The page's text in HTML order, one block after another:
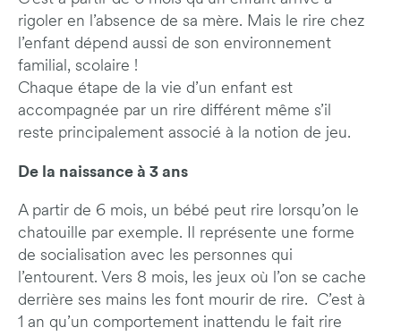
rigoler en l’absence de sa mère. Mais le rire chez
l’enfant dépend aussi de son environnement
familial, scolaire !
Chaque étape de la vie d’un enfant est
accompagnée par un rire différent même s’il
reste principalement associé à la notion de jeu.
De la naissance à 3 ans
A partir de 6 mois, un bébé peut rire lorsqu’on le
chatouille par exemple. Il représente une forme
de socialisation avec les personnes qui
l’entourent. Vers 8 mois, les jeux où l’on se cache
derrière ses mains les font mourir de rire. C’est à
1 an qu’un comportement inattendu le fait rire